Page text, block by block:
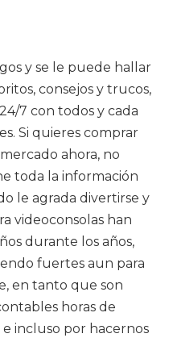
y se le puede hallar
consejos y trucos,
7 con todos y cada
Si quieres comprar
ahora, no
toda la información
le agrada divertirse y
videoconsolas han
durante los años,
fuertes aun para
en tanto que son
horas de
incluso por hacernos